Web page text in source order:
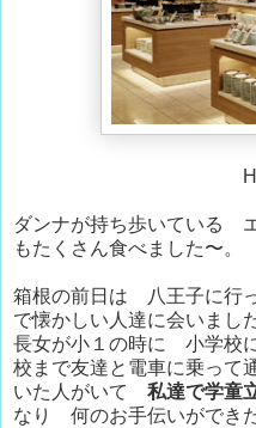
HP参
ダンナが持ち歩いている
もたくさん食べました〜。
箱根の前日は 八王子に行
で懐かしい人達に会いました
長女が小１の時に 小学校
校まで友達と電車に乗って
いた人がいて 私達で学童
なり 何のお手伝いができ